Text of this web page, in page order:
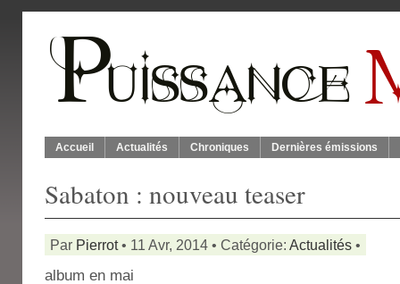
Accueil Actualités Chroniques Dernières émissions
Sabaton : nouveau teaser
Par Pierrot• 11 Avr, 2014 • Catégorie: Actualités •
album en mai